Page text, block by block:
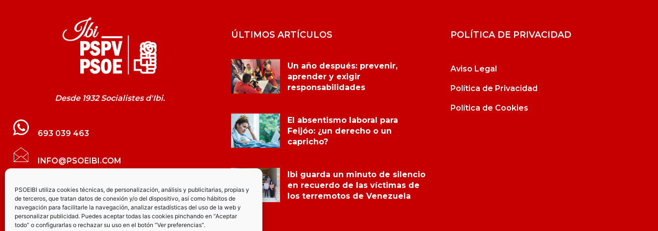
PSOEIBI utiliza cookies técnicas, de personalización, análisis y publicitarias, propias y
de terceros, que tratan datos de conexión y/o del dispositivo, así como hábitos de
navegación para facilitarle la navegación, analizar estadísticas del uso de la web y
personalizar publicidad. Puedes aceptar todas las cookies pinchando en “Aceptar
todo” o configurarlas o rechazar su uso en el botón “Ver preferencias”.
Desde 1932 Socialistes d'Ibi.
693 039 463
INFO@PSOEIBI.COM
GRUPO MUNICIPAL SOCIALISTA DE IBI C/
LES ERES, 48 – 3º - DESPACHO PSOE
PARTIDO SOCIALISTA DE IBI AV.
ÚLTIMOS ARTÍCULOS
Un año después: prevenir,
aprender y exigir
responsabilidades
El absentismo laboral para
Feijóo: ¿un derecho o un
capricho?
Ibi guarda un minuto de silencio
en recuerdo de las víctimas de
los terremotos de Venezuela
POLÍTICA DE PRIVACIDAD
Aviso Legal
Política de Privacidad
Política de Cookies